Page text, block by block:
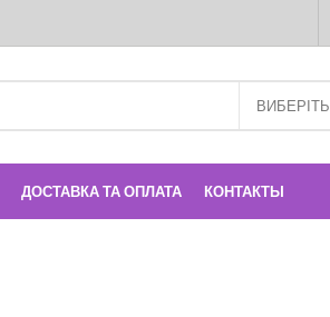
ДОСТАВКА ТА ОПЛАТА КОНТАКТЫ